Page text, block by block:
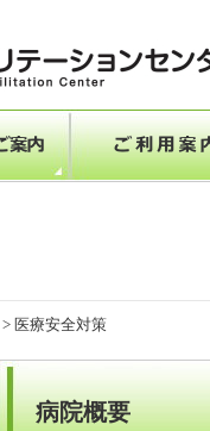
> 医療安全対策
病院概要